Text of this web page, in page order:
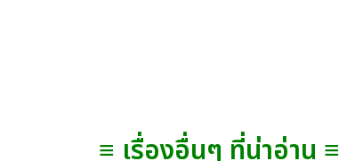
≡ เรื่องอื่นๆ ที่น่าอ่าน ≡